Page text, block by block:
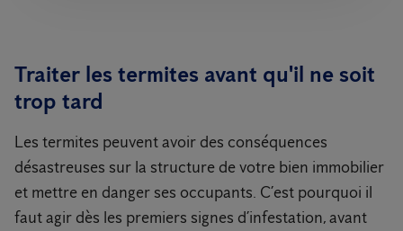
Traiter les termites avant qu'il ne soit
trop tard
Les termites peuvent avoir des conséquences
désastreuses sur la structure de votre bien immobilier
et mettre en danger ses occupants. C’est pourquoi il
faut agir dès les premiers signes d’infestation, avant